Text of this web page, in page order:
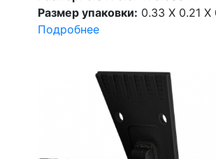
Размер упаковки: 0.33 X 0.21 X
Подробнее